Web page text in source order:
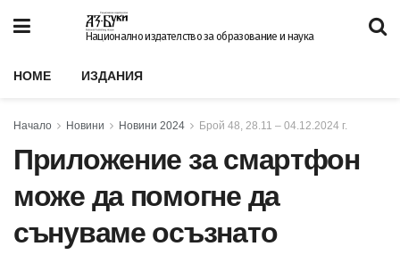
Национално издателство за образование и наука
HOME ИЗДАНИЯ
Начало Новини Новини 2024 Брой 48, 28.11 – 04.12.2024 г.
Приложение за смартфон
може да помогне да
сънуваме осъзнато